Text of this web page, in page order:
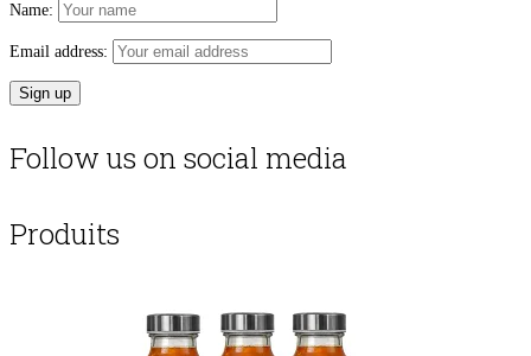
Name:
Email address:
Follow us on social media
Produits